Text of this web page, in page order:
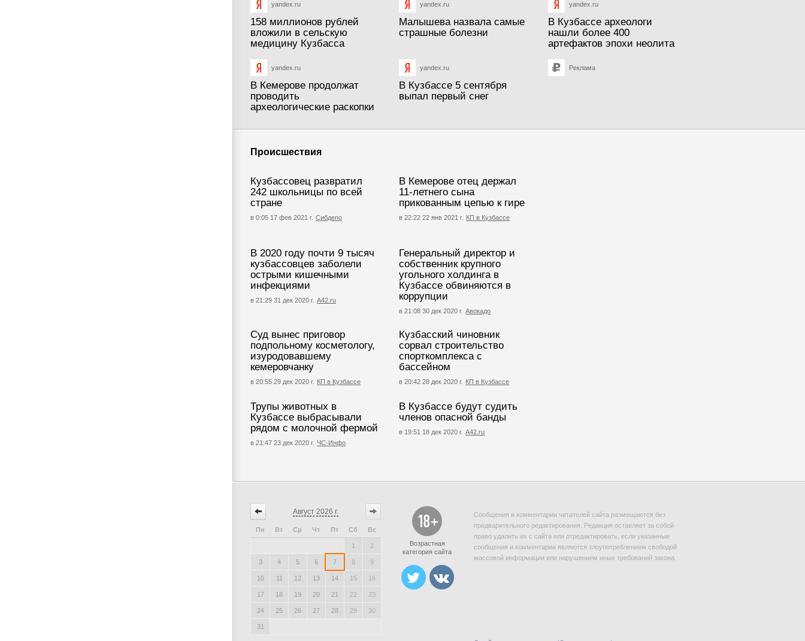
yandex.ru
158 миллионов рублей
вложили в сельскую
медицину Кузбасса
yandex.ru
Малышева назвала самые
страшные болезни
yandex.ru
В Кузбассе археологи
нашли более 400
артефактов эпохи неолита
yandex.ru
В Кемерове продолжат
проводить
археологические раскопки
yandex.ru
В Кузбассе 5 сентября
выпал первый снег
Реклама
Происшествия
Кузбассовец развратил
242 школьницы по всей
стране
в 0:05 17 фев 2021 г. Сибдепо
В Кемерове отец держал
11-летнего сына
прикованным цепью к гире
в 22:22 22 янв 2021 г. КП в Кузбассе
В 2020 году почти 9 тысяч
кузбассовцев заболели
острыми кишечными
инфекциями
в 21:29 31 дек 2020 г. А42.ru
Генеральный директор и
собственник крупного
угольного холдинга в
Кузбассе обвиняются в
коррупции
в 21:08 30 дек 2020 г. Авокадо
Суд вынес приговор
подпольному косметологу,
изуродовавшему
кемеровчанку
в 20:55 29 дек 2020 г. КП в Кузбассе
Кузбасский чиновник
сорвал строительство
спорткомплекса с
бассейном
в 20:42 28 дек 2020 г. КП в Кузбассе
Трупы животных в
Кузбассе выбрасывали
рядом с молочной фермой
в 21:47 23 дек 2020 г. ЧС-Инфо
В Кузбассе будут судить
членов опасной банды
в 19:51 18 дек 2020 г. A42.ru
Август 2026 г.
Пн Вт Ср Чт Пт Сб Вс
1 2
3 4 5 6 7 8 9
10 11 12 13 14 15 16
17 18 19 20 21 22 23
24 25 26 27 28 29 30
31
Возрастная
категория сайта
Сообщения и комментарии читателей сайта размещаются без
предварительного редактирования. Редакция оставляет за собой
право удалить их с сайта или отредактировать, если указанные
сообщения и комментарии являются злоупотреблением свободой
массовой информации или нарушением иных требований закона.